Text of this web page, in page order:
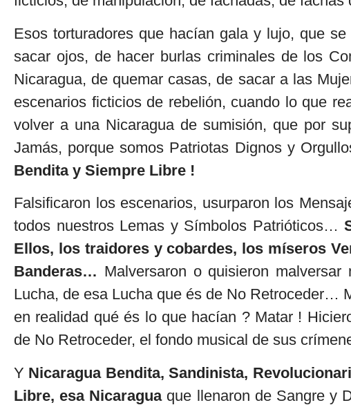
Esos torturadores que hacían gala y lujo, que
sacar ojos, de hacer burlas criminales de los
Nicaragua, de quemar casas, de sacar a las
escenarios ficticios de rebelión, cuando lo que
volver a una Nicaragua de sumisión, que por
Jamás, porque somos Patriotas Dignos y
Bendita y Siempre Libre !
Falsificaron los escenarios, usurparon los
todos nuestros Lemas y Símbolos Patrióticos…
Ellos, los traidores y cobardes, los míseros
Banderas… Malversaron o quisieron
Lucha, de esa Lucha que és de No Retroceder…
en realidad qué és lo que hacían ? Matar !
de No Retroceder, el fondo musical de sus
Y Nicaragua Bendita, Sandinista,
Libre, esa Nicaraguaque llenaron de Sangre y